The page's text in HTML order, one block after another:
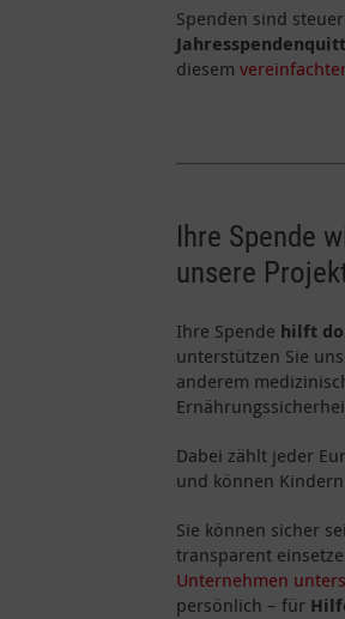
Spenden sind
diesem
Ihre Spende
unsere
Ihre Spende hilft
unterstützen Sie
anderem
Dabei zählt jeder
und können
Sie können sicher
transparent
Unternehmen
persönlich – für